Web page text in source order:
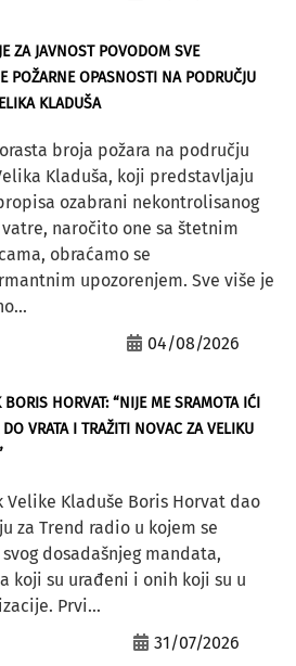
ZA JAVNOST POVODOM SVE
POŽARNE OPASNOSTI NA PODRUČJU
KLADUŠA
broja požara na području
Kladuša, koji predstavljaju
ozabrani nekontrolisanog
naročito one sa štetnim
obraćamo se
upozorenjem. Sve više je
04/08/2026
HORVAT: “NIJE ME SRAMOTA IĆI
DO VRATA I TRAŽITI NOVAC ZA VELIKU
Velike Kladuše Boris Horvat dao
za Trend radio u kojem se
dosadašnjeg mandata,
koji su urađeni i onih koji su u
Prvi...
31/07/2026